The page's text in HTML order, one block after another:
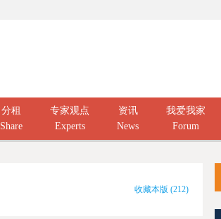
分租
Share
专家观点
Experts
资讯
News
我爱我家
Forum
收藏本版 (212)